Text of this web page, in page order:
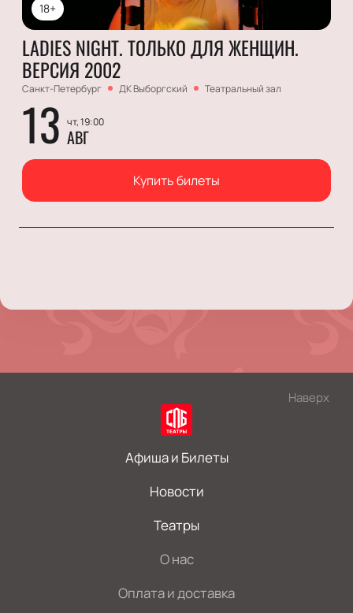
18+
LADIES NIGHT. ТОЛЬКО ДЛЯ ЖЕНЩИН.
ВЕРСИЯ 2002
Санкт-Петербург ДК Выборгский Театральный зал
13 чт, 19:00
АВГ
Купить билеты
Наверх
Афиша и Билеты
Новости
Театры
О нас
Оплата и доставка